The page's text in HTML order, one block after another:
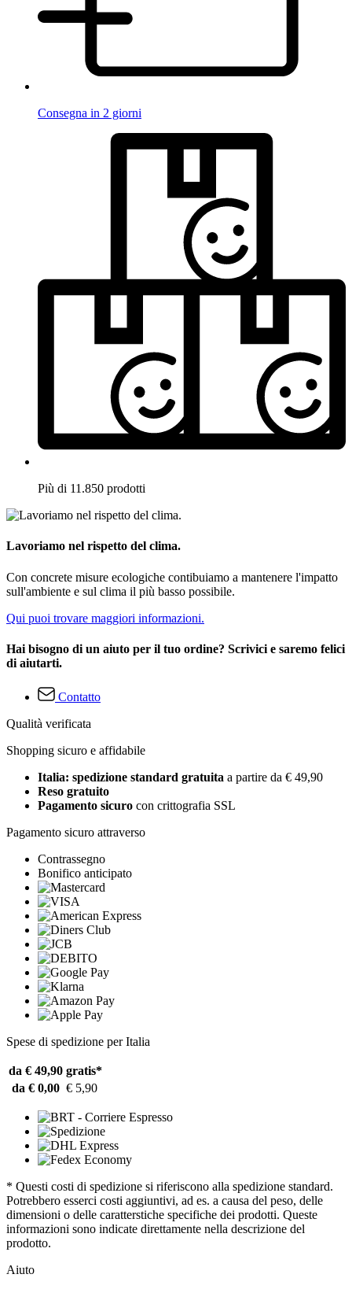
Consegna in 2 giorni
Più di 11.850 prodotti
Lavoriamo nel rispetto del clima.
Con concrete misure ecologiche contibuiamo a mantenere l'impatto
sull'ambiente e sul clima il più basso possibile.
Qui puoi trovare maggiori informazioni.
Hai bisogno di un aiuto per il tuo ordine? Scrivici e saremo felici
di aiutarti.
Contatto
Qualità verificata
Shopping sicuro e affidabile
Italia: spedizione standard gratuita a partire da € 49,90
Reso gratuito
Pagamento sicuro con crittografia SSL
Pagamento sicuro attraverso
Contrassegno
Bonifico anticipato
Spese di spedizione per Italia
da € 49,90 gratis*
da € 0,00 € 5,90
* Questi costi di spedizione si riferiscono alla spedizione standard.
Potrebbero esserci costi aggiuntivi, ad es. a causa del peso, delle
dimensioni o delle caratterstiche specifiche dei prodotti. Queste
informazioni sono indicate direttamente nella descrizione del
prodotto.
Aiuto